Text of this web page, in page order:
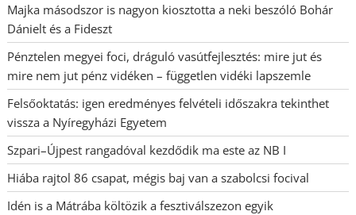
Majka másodszor is nagyon kiosztotta a neki beszóló Bohár
Dánielt és a Fideszt
Pénztelen megyei foci, dráguló vasútfejlesztés: mire jut és
mire nem jut pénz vidéken – független vidéki lapszemle
Felsőoktatás: igen eredményes felvételi időszakra tekinthet
vissza a Nyíregyházi Egyetem
Szpari–Újpest rangadóval kezdődik ma este az NB I
Hiába rajtol 86 csapat, mégis baj van a szabolcsi focival
Idén is a Mátrába költözik a fesztiválszezon egyik